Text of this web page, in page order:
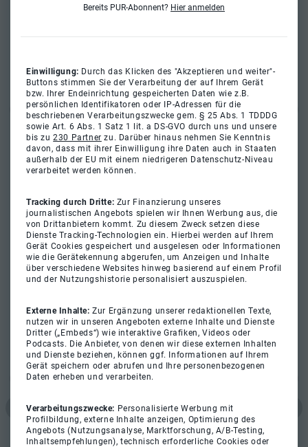
Bereits PUR-Abonnent? Hier anmelden
Einwilligung: Durch das Klicken des "Akzeptieren und weiter"-
Buttons stimmen Sie der Verarbeitung der auf Ihrem Gerät
bzw. Ihrer Endeinrichtung gespeicherten Daten wie z.B.
persönlichen Identifikatoren oder IP-Adressen für die
beschriebenen Verarbeitungszwecke gem. § 25 Abs. 1 TDDDG
sowie Art. 6 Abs. 1 Satz 1 lit. a DS-GVO durch uns und unsere
bis zu230 Partner zu. Darüber hinaus nehmen Sie Kenntnis
davon, dass mit ihrer Einwilligung ihre Daten auch in Staaten
außerhalb der EU mit einem niedrigeren Datenschutz-Niveau
verarbeitet werden können.
Tracking durch Dritte: Zur Finanzierung unseres
journalistischen Angebots spielen wir Ihnen Werbung aus, die
von Drittanbietern kommt. Zu diesem Zweck setzen diese
Dienste Tracking-Technologien ein. Hierbei werden auf Ihrem
Gerät Cookies gespeichert und ausgelesen oder Informationen
wie die Gerätekennung abgerufen, um Anzeigen und Inhalte
über verschiedene Websites hinweg basierend auf einem Profil
und der Nutzungshistorie personalisiert auszuspielen.
Externe Inhalte:Zur Ergänzung unserer redaktionellen Texte,
nutzen wir in unseren Angeboten externe Inhalte und Dienste
Dritter („Embeds“) wie interaktive Grafiken, Videos oder
Podcasts. Die Anbieter, von denen wir diese externen Inhalten
und Dienste beziehen, können ggf. Informationen auf Ihrem
Gerät speichern oder abrufen und Ihre personenbezogenen
Daten erheben und verarbeiten.
Verarbeitungszwecke: Personalisierte Werbung mit
Profilbildung, externe Inhalte anzeigen, Optimierung des
Angebots (Nutzungsanalyse, Marktforschung, A/B-Testing,
Inhaltsempfehlungen), technisch erforderliche Cookies oder